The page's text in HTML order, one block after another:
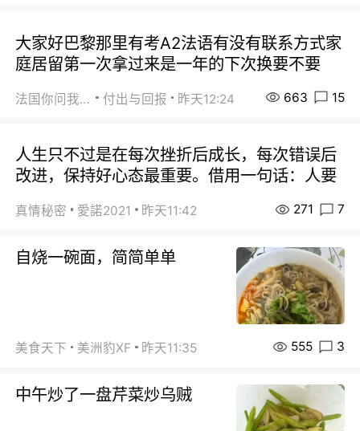
大家好巴黎那里有考A2法语有没有联系方式家
庭居留第一次拿过来是一年的下次换要不要
法国你问我答 付出与回报 昨天12:24 663 15
人生只不过是在每次挫折后成长，每次错误后
改进，保持好心态最重要。借用一句话：人要
真情秘密 愛諾2021 昨天11:42 271 7
自烧一碗面，简简单单
美食天下 美洲豹XF 昨天11:35 555 3
中午炒了一盘芹菜炒乌贼